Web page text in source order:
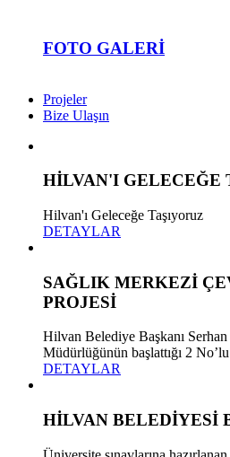
FOTO GALERI
Projeler
Bize Ulaşın
HILVAN'I GELECEĞE
Hilvan'ı Geleceğe Taşıyoruz
DETAYLAR
SAĞLIK MERKEZI
PROJESI
Hilvan Belediye Başkanı
Müdürlüğünün başlattığı 2
DETAYLAR
HILVAN BELEDIYESI